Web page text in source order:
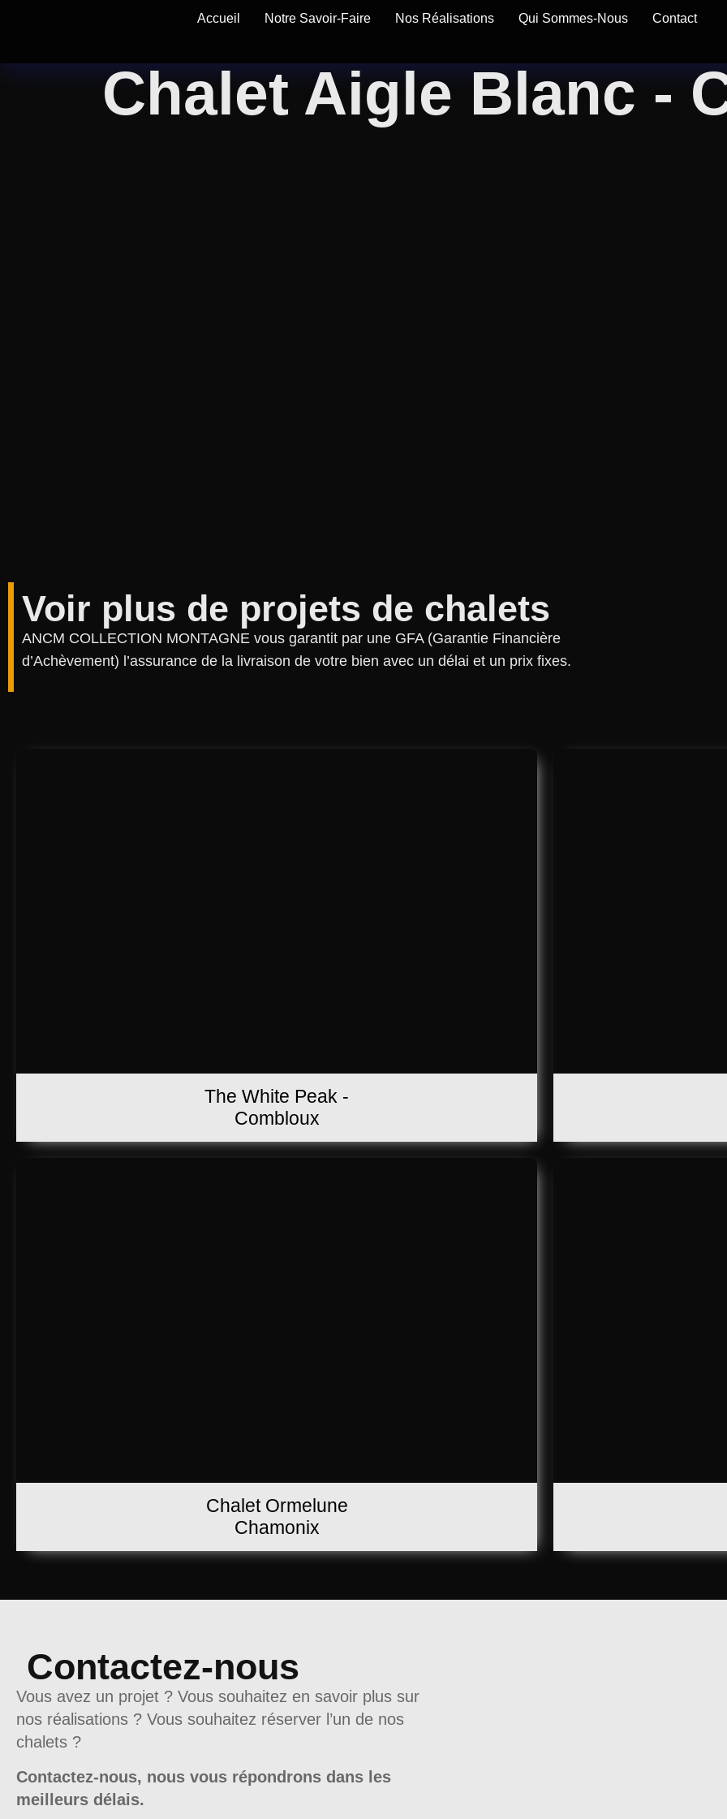
Accueil Notre Savoir-Faire Nos Réalisations Qui Sommes-Nous Contact
Chalet Aigle Blanc -
Voir plus de projets de chalets
ANCM COLLECTION MONTAGNE vous garantit par une GFA (Garantie Financière
d’Achèvement) l’assurance de la livraison de votre bien avec un délai et un prix fixes.
The White Peak -
Combloux
Chalet Ormelune
Chamonix
Contactez-nous
Vous avez un projet ? Vous souhaitez en savoir plus sur
nos réalisations ? Vous souhaitez réserver l’un de nos
chalets ?
Contactez-nous, nous vous répondrons dans les
meilleurs délais.